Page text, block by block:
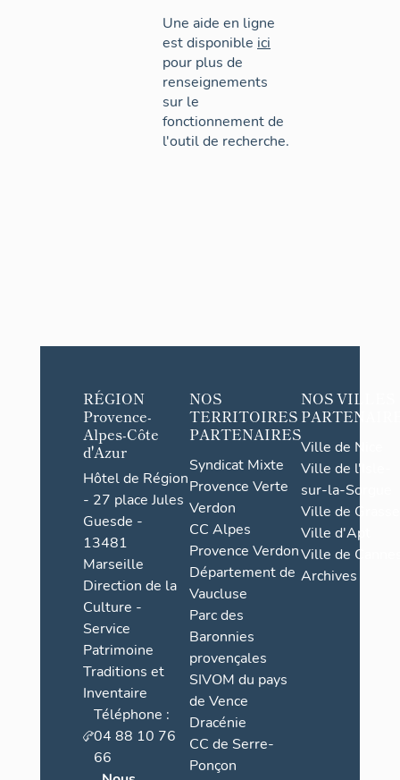
Une aide en ligne
est disponible ici
pour plus de
renseignements
sur le
fonctionnement de
l'outil de recherche.
RÉGION
Provence-
Alpes-Côte
d'Azur
Hôtel de Région
- 27 place Jules
Guesde -
13481
Marseille
Direction de la
Culture -
Service
Patrimoine
Traditions et
Inventaire
Téléphone :
04 88 10 76
66
NOS
TERRITOIRES
PARTENAIRES
Syndicat Mixte
Provence Verte
Verdon
CC Alpes
Provence Verdon
Département de
Vaucluse
Parc des
Baronnies
provençales
SIVOM du pays
de Vence
Dracénie
CC de Serre-
Ponçon
NOS VILLES
Ville de Nice
Ville de l'Isle-
sur-la-Sorgue
Ville de Grasse
Ville d'Apt
Ville de
Archives